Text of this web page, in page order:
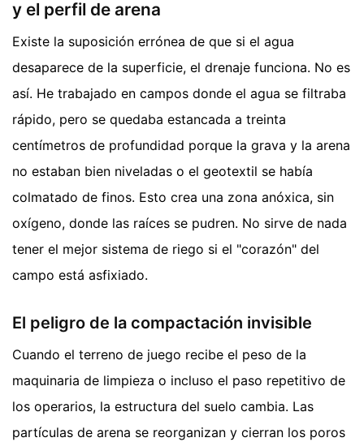
y el perfil de arena
Existe la suposición errónea de que si el agua
desaparece de la superficie, el drenaje funciona. No es
así. He trabajado en campos donde el agua se filtraba
rápido, pero se quedaba estancada a treinta
centímetros de profundidad porque la grava y la arena
no estaban bien niveladas o el geotextil se había
colmatado de finos. Esto crea una zona anóxica, sin
oxígeno, donde las raíces se pudren. No sirve de nada
tener el mejor sistema de riego si el "corazón" del
campo está asfixiado.
El peligro de la compactación invisible
Cuando el terreno de juego recibe el peso de la
maquinaria de limpieza o incluso el paso repetitivo de
los operarios, la estructura del suelo cambia. Las
partículas de arena se reorganizan y cierran los poros